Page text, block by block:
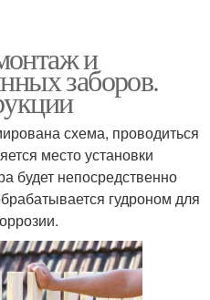
и
заборов.
схема, проводиться
место установки
будет непосредственно
гудроном для